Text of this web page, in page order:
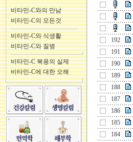
비타민-C와의 만남
비타민-C의 모든것
비타민-C와 식생활
비타민-C와 질병
비타민-C 복용의 실제
비타민-C에 대한 오해
192
191
190
189
188
187
186
185
184